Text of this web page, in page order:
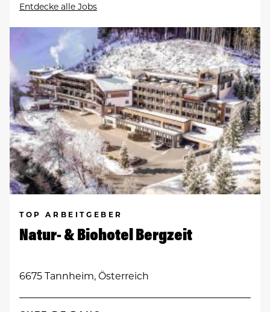
Entdecke alle Jobs
TOP ARBEITGEBER
Natur- & Biohotel Bergzeit
6675 Tannheim, Österreich